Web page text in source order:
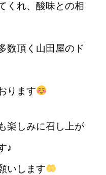
くれ、酸味との相
数頂く山田屋のド
ります
楽しみに召し上が
♪
いします